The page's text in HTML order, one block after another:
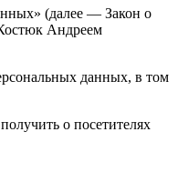
(далее — Закон о
Андреем
данных, в том
о посетителях